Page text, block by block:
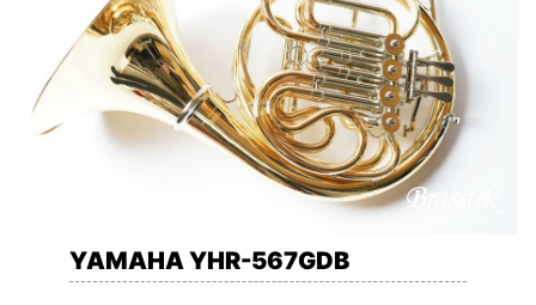
YAMAHA YHR-567GDB